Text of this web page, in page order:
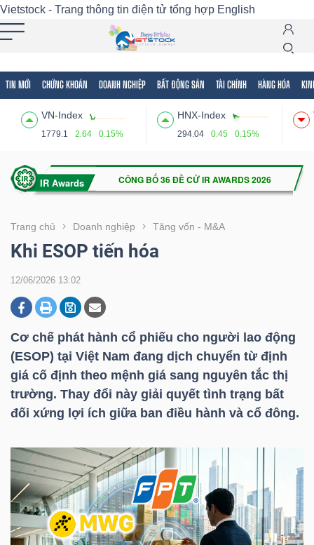
Vietstock - Trang thông tin điện tử tổng hợp English
TIN MỚI CHỨNG KHOÁN DOANH NGHIỆP BẤT ĐỘNG SẢN TÀI CHÍNH HÀNG HÓA
VN-Index
1779.1 2.64 0.15%
HNX-Index
294.04 0.45 0.15%
Trang chủ Doanh nghiệp Tăng vốn - M&A
Khi ESOP tiến hóa
12/06/2026 13:02
Cơ chế phát hành cổ phiếu cho người lao động
(ESOP) tại Việt Nam đang dịch chuyển từ định
giá cố định theo mệnh giá sang nguyên tắc thị
trường. Thay đổi này giải quyết tình trạng bất
đối xứng lợi ích giữa ban điều hành và cổ đông.
Tất cả Tính năng Ngành Mã chứng khoán
Tính
(-)
VIETSTOCK
CHỨNG
KHOÁN
DOANH
NGHIỆP
BẤT
ĐỘNG
SẢN